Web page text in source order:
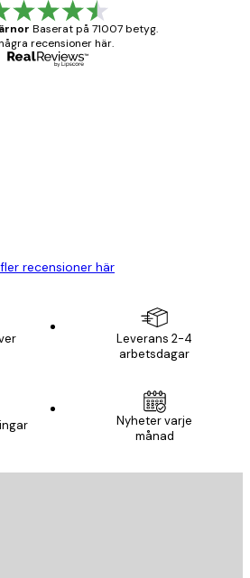
Baserat på 71007 betyg.
recensioner här.
recensioner här
Leverans 2-4
arbetsdagar
Nyheter varje
månad